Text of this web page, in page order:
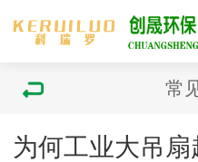
常
为何工业大吊扇